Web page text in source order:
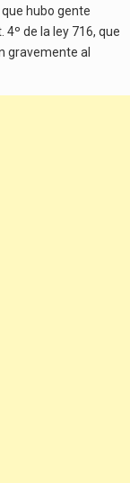
hubo gente
de la ley 716, que
gravemente al